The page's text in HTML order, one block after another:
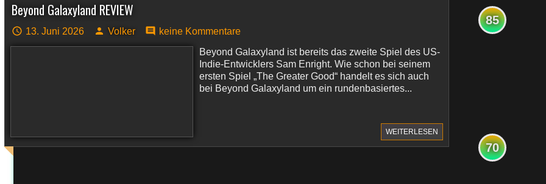
Beyond Galaxyland REVIEW
13. Juni 2026 Volker
keine Kommentare
Beyond Galaxyland ist bereits das zweite Spiel des US-
Indie-Entwicklers Sam Enright. Wie schon bei seinem
ersten Spiel „The Greater Good“ handelt es sich auch
bei Beyond Galaxyland um ein rundenbasiertes...
WEITERLESEN
85
70